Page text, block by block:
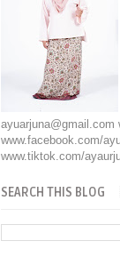
ayuarjuna@gmail.com
www.facebook.com/
www.tiktok.com/
SEARCH THIS BLOG